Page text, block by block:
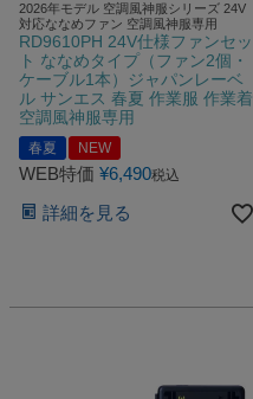
2026年モデル 空調風神服シリーズ 24V
対応ななめファン 空調風神服専用
RD9610PH 24V仕様ファンセッ
ト ななめタイプ（ファン2個・
ケーブル1本）ジャパンレーベ
ル サンエス 春夏 作業服 作業着
空調風神服専用
春夏 NEW
WEB特価 ¥6,490税込
詳細を見る